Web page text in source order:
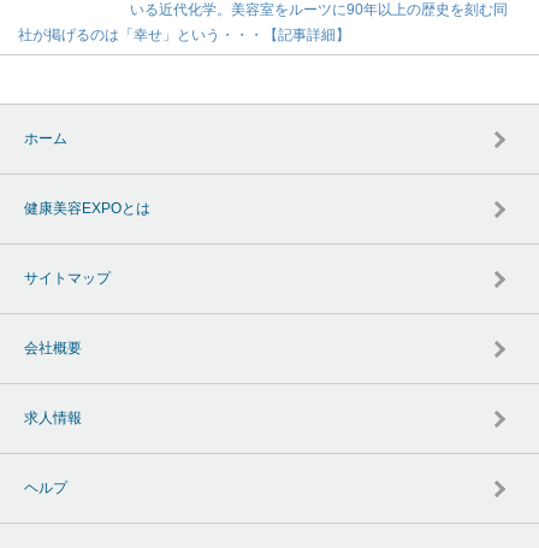
いる近代化学。美容室をルーツに90年以上の歴史を刻む同
社が掲げるのは「幸せ」という・・・【記事詳細】
ホーム
健康美容EXPOとは
サイトマップ
会社概要
求人情報
ヘルプ